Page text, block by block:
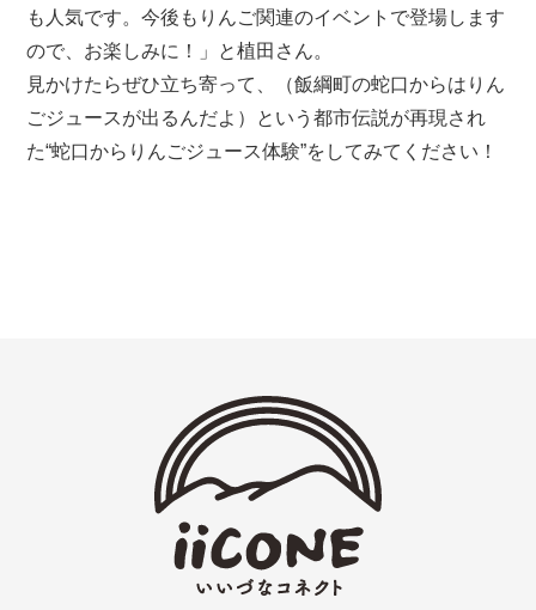
も人気です。今後もりんご関連のイベントで登場します
ので、お楽しみに！」と植田さん。
見かけたらぜひ立ち寄って、（飯綱町の蛇口からはりん
ごジュースが出るんだよ）という都市伝説が再現され
た“蛇口からりんごジュース体験”をしてみてください！